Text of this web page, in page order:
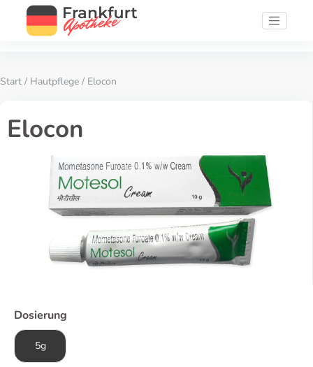
Start / Hautpflege / Elocon
Elocon
Dosierung
5g